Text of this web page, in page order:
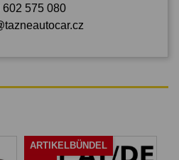
602 575 080
ARTIKELBÜNDEL